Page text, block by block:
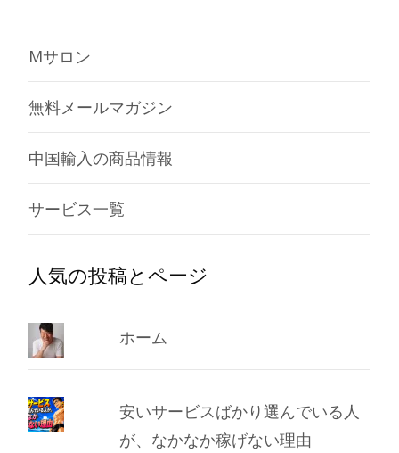
Mサロン
無料メールマガジン
中国輸入の商品情報
サービス一覧
人気の投稿とページ
ホーム
安いサービスばかり選んでいる人
が、なかなか稼げない理由